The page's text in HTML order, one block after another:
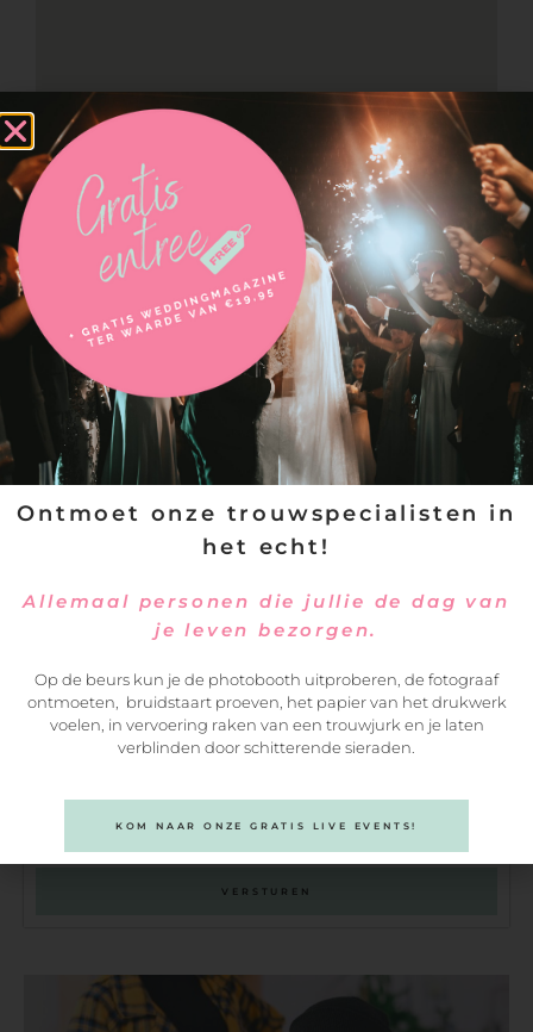
Neem contact op met
Style Up | Visagie en hairstyling
VERSTUREN
Ontmoet onze trouwspecialisten in
het echt!
Allemaal personen die jullie de dag van
je leven bezorgen.
Op de beurs kun je de photobooth uitproberen, de fotograaf
ontmoeten, bruidstaart proeven, het papier van het drukwerk
voelen, in vervoering raken van een trouwjurk en je laten
verblinden door schitterende sieraden.
KOM NAAR ONZE GRATIS LIVE EVENTS!